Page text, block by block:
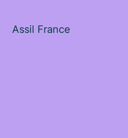
Assil France